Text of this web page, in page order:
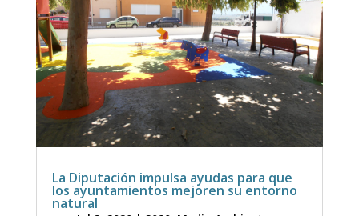
La Diputación impulsa ayudas para que
los ayuntamientos mejoren su entorno
natural